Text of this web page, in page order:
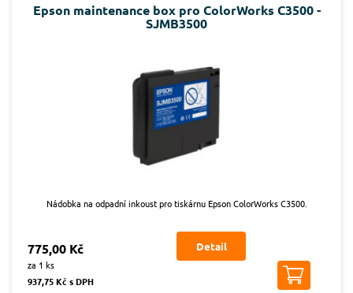
Epson maintenance box pro ColorWorks C3500 -
SJMB3500
Nádobka na odpadní inkoust pro tiskárnu Epson ColorWorks C3500.
775,00 Kč
za 1 ks
937,75 Kč s DPH
Detail